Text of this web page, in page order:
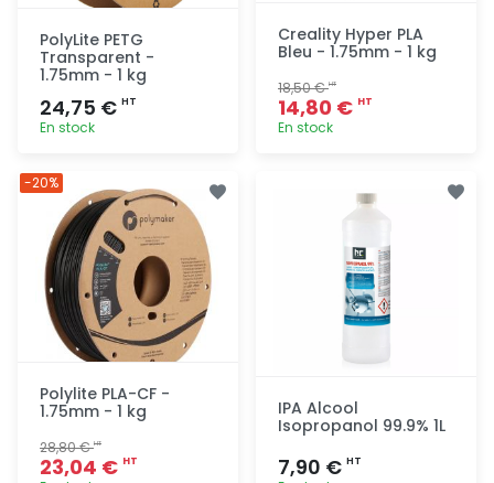
PolyLite PETG
Transparent -
1.75mm - 1 kg
24,75 € HT
En stock
rapide
Creality Hyper PLA
Bleu - 1.75mm - 1 kg
18,50 €HT
14,80 € HT
En stock
rapide
Polylite PLA-CF -
1.75mm - 1 kg
28,80 €HT
23,04 € HT
-20%
IPA Alcool
Isopropanol 99.9% 1L
7,90 € HT